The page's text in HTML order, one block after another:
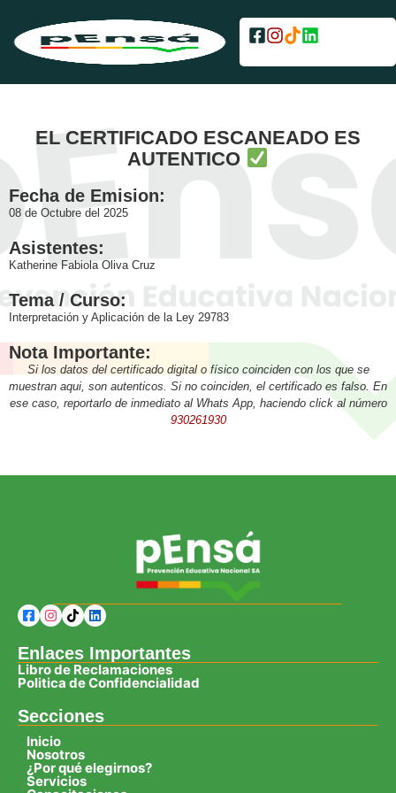
EL CERTIFICADO ESCANEADO ES
AUTENTICO
Fecha de Emision:
08 de Octubre del 2025
Asistentes:
Katherine Fabiola Oliva Cruz
Tema / Curso:
Interpretación y Aplicación de la Ley 29783
Nota Importante:
Si los datos del certificado digital o físico coinciden con los que se
muestran aqui, son autenticos. Si no coinciden, el certificado es falso. En
ese caso, reportarlo de inmediato al Whats App, haciendo click al número
930261930
Enlaces Importantes
Libro de Reclamaciones
Politica de Confidencialidad
Secciones
Inicio
Nosotros
¿Por qué elegirnos?
Servicios